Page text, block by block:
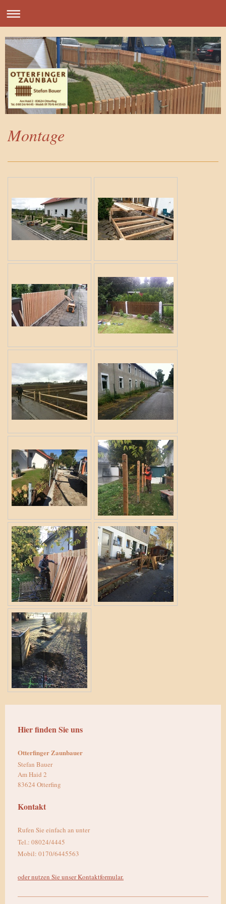
Montage
Hier finden Sie uns
Otterfinger Zaunbauer
Stefan Bauer
Am Haid 2
83624 Otterfing
Kontakt
Rufen Sie einfach an unter
Tel.: 08024/4445
Mobil: 0170/6445563
oder nutzen Sie unser Kontaktformular.